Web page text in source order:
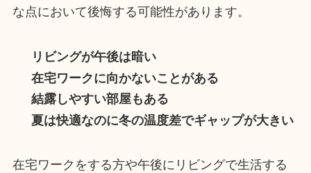
な点において後悔する可能性があります。
リビングが午後は暗い
在宅ワークに向かないことがある
結露しやすい部屋もある
夏は快適なのに冬の温度差でギャップが大きい
在宅ワークをする方や午後にリビングで生活する